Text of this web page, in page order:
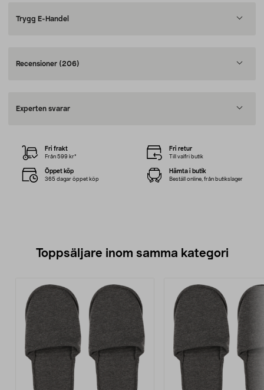
Trygg E-Handel
Recensioner (206)
Experten svarar
Fri frakt
Från 599 kr*
Fri retur
Till valfri butik
Öppet köp
365 dagar öppet köp
Hämta i butik
Beställ online, från butikslager
Toppsäljare inom samma kategori